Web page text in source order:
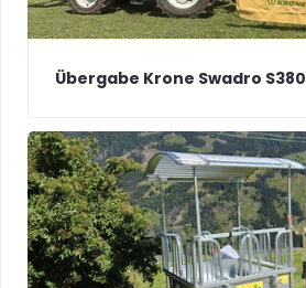
Übergabe Krone Swadro S380